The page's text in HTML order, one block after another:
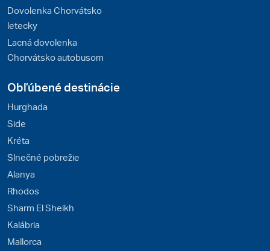
Dovolenka Chorvátsko
letecky
Lacná dovolenka
Chorvátsko autobusom
Obľúbené destinácie
Hurghada
Side
Kréta
Slnečné pobrežie
Alanya
Rhodos
Sharm El Sheikh
Kalábria
Mallorca